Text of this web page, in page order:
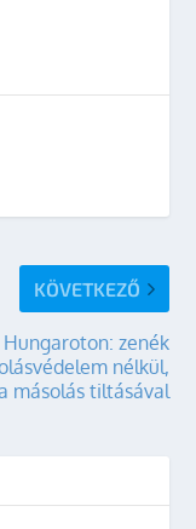
KÖVETKEZŐ
Hungaroton: zenék
nélkül,
másolás tiltásával